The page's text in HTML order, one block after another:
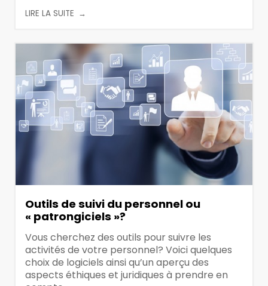
LIRE LA SUITE
Outils de suivi du personnel ou
« patrongiciels »?
Vous cherchez des outils pour suivre les
activités de votre personnel? Voici quelques
choix de logiciels ainsi qu’un aperçu des
aspects éthiques et juridiques à prendre en